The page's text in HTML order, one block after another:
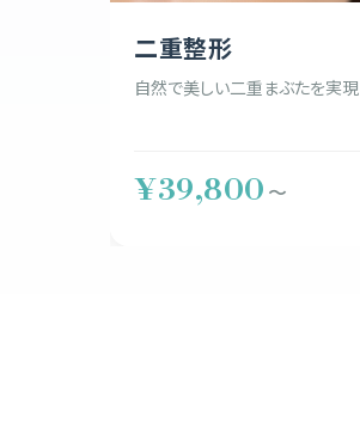
二重整形
自然で美しい二重まぶたを実現
¥39,800 〜